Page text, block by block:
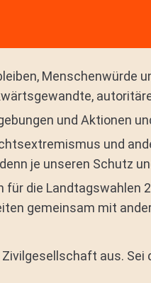
Menschenwürde
und Aktionen
und
je unseren Schutz
für die Landtagswahlen
gemeinsam mit
aus. Sei